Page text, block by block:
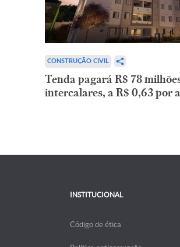
CONSTRUÇÃO CIVIL
Tenda pagará R$ 78
intercalares, a R$ 0,63 por
INSTITUCIONAL
Código de ética